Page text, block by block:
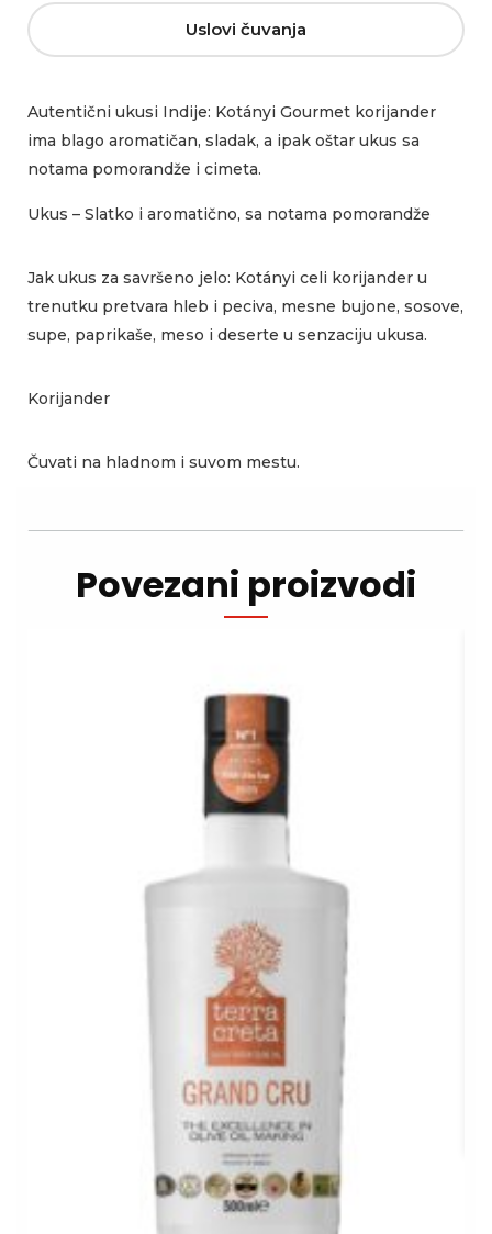
Uslovi čuvanja
Autentični ukusi Indije: Kotányi Gourmet korijander
ima blago aromatičan, sladak, a ipak oštar ukus sa
notama pomorandže i cimeta.
Ukus – Slatko i aromatično, sa notama pomorandže
Jak ukus za savršeno jelo: Kotányi celi korijander u
trenutku pretvara hleb i peciva, mesne bujone, sosove,
supe, paprikaše, meso i deserte u senzaciju ukusa.
Korijander
Čuvati na hladnom i suvom mestu.
Povezani proizvodi